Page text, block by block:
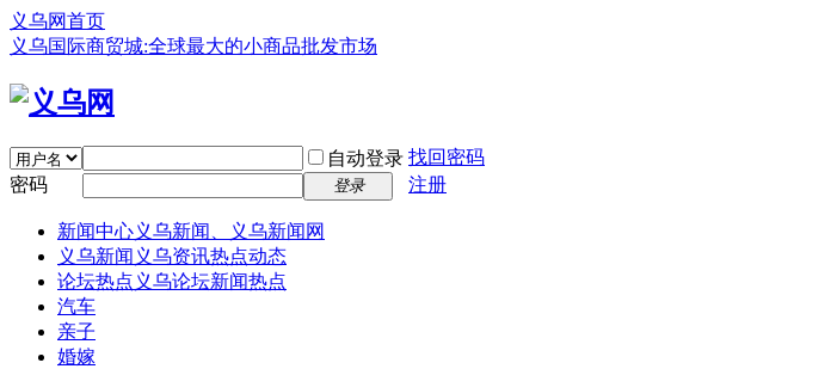
义乌网首页
义乌国际商贸城:全球最大的小商品批发市场
自动登录 找回密码
密码
登录 注册
新闻中心义乌新闻、义乌新闻网
义乌新闻 义乌资讯热点动态
论坛热点 义乌论坛新闻热点
汽车
亲子
婚嫁